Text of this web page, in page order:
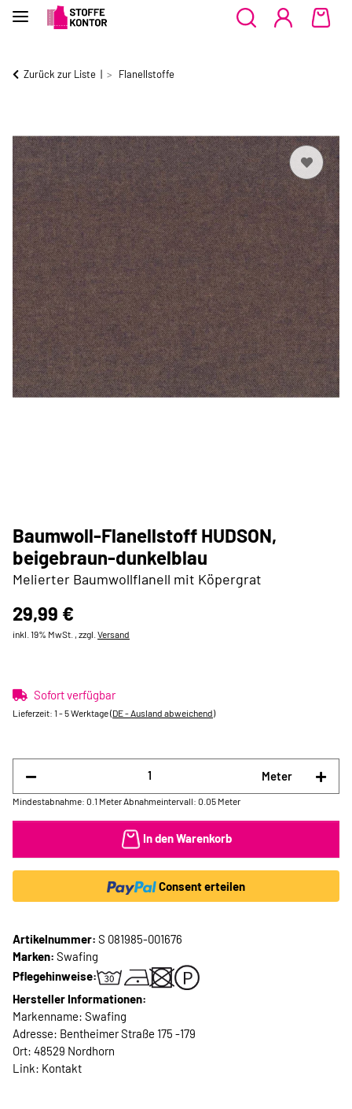
Zurück zur Liste Flanellstoffe
Baumwoll-Flanellstoff HUDSON,
beigebraun-dunkelblau
Melierter Baumwollflanell mit Köpergrat
29,99 €
inkl. 19% MwSt. , zzgl. Versand
Sofort verfügbar
Lieferzeit: 1 - 5 Werktage(DE - Ausland abweichend)
Meter
Mindestabnahme: 0.1 Meter Abnahmeintervall: 0.05 Meter
In den Warenkorb
Consent erteilen
Artikelnummer: S 081985-001676
Marken: Swafing
Pflegehinweise:
Hersteller Informationen:
Markenname: Swafing
Adresse: Bentheimer Straße 175 -179
Ort: 48529 Nordhorn
Link: Kontakt